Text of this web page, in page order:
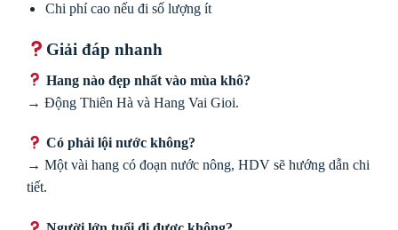
Chi phí cao nếu đi số lượng ít
Giải đáp nhanh
Hang nào đẹp nhất vào mùa khô?
→ Động Thiên Hà và Hang Vai Gioi.
Có phải lội nước không?
→ Một vài hang có đoạn nước nông, HDV sẽ hướng dẫn chi
tiết.